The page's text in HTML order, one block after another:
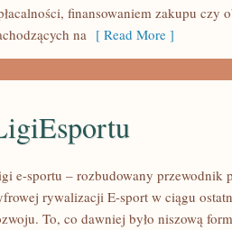
finansowaniem zakupu czy
na [ Read More ]
e-sportu – rozbudowany przewodnik
rywalizacji E-sport w ciągu
To, co dawniej było niszową